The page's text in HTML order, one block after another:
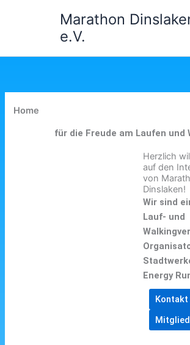
Marathon
e.V.
Home
für die Freude am Laufen und
Herzlich
auf den
von
Dinslaken!
Wir sind
Lauf- und
Energy
Kontakt